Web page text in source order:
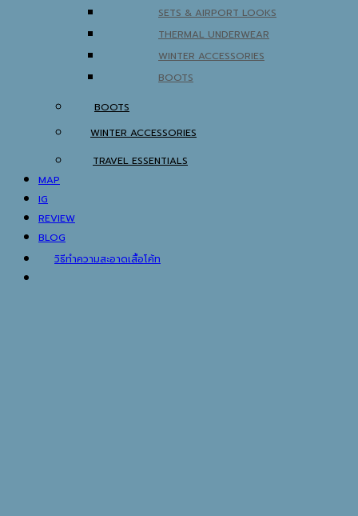
SETS & AIRPORT LOOKS
THERMAL UNDERWEAR
WINTER ACCESSORIES
BOOTS
BOOTS
WINTER ACCESSORIES
TRAVEL ESSENTIALS
MAP
IG
REVIEW
BLOG
วิธีทำความสะอาดเสื้อโค้ท